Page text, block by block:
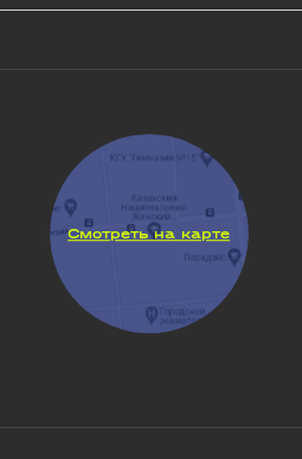
Смотреть на карте